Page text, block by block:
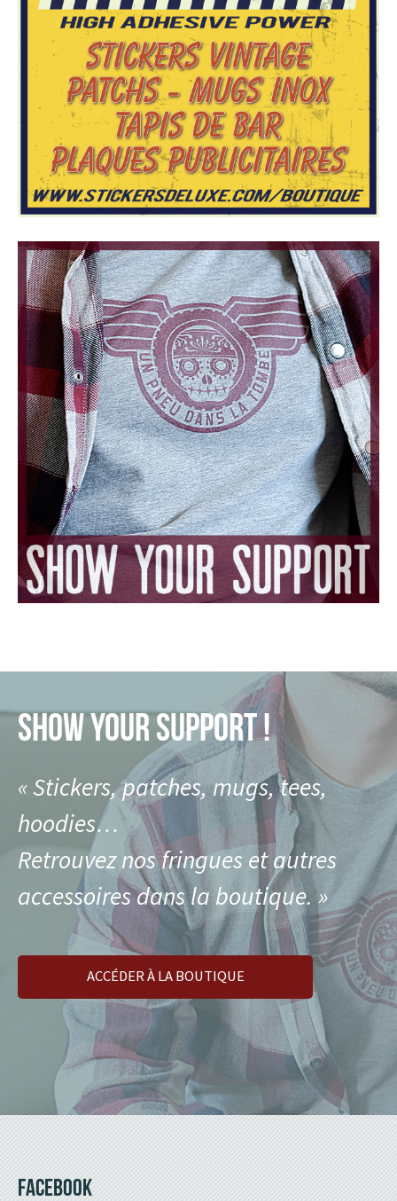
SHOW YOUR SUPPORT !
« Stickers, patches, mugs, tees,
hoodies…
Retrouvez nos fringues et autres
accessoires dans la boutique. »
ACCÉDER À LA BOUTIQUE
FACEBOOK